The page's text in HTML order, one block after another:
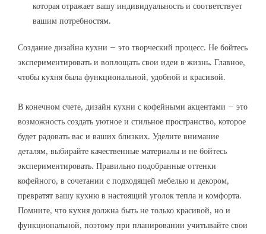
которая отражает вашу индивидуальность и соответствует
вашим потребностям.
Создание дизайна кухни – это творческий процесс. Не бойтесь
экспериментировать и воплощать свои идеи в жизнь. Главное,
чтобы кухня была функциональной, удобной и красивой.
В конечном счете, дизайн кухни с кофейными акцентами – это
возможность создать уютное и стильное пространство, которое
будет радовать вас и ваших близких. Уделите внимание
деталям, выбирайте качественные материалы и не бойтесь
экспериментировать. Правильно подобранные оттенки
кофейного, в сочетании с подходящей мебелью и декором,
превратят вашу кухню в настоящий уголок тепла и комфорта.
Помните, что кухня должна быть не только красивой, но и
функциональной, поэтому при планировании учитывайте свои